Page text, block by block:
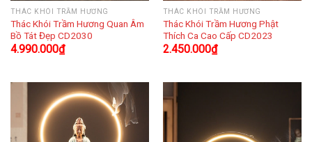
THÁC KHÓI TRẦM HƯƠNG
Thác Khói Trầm Hương Quan Âm
Bồ Tát Đẹp CD2030
4.990.000₫
THÁC KHÓI TRẦM HƯƠNG
Thác Khói Trầm Hương Phật
Thích Ca Cao Cấp CD2023
2.450.000₫